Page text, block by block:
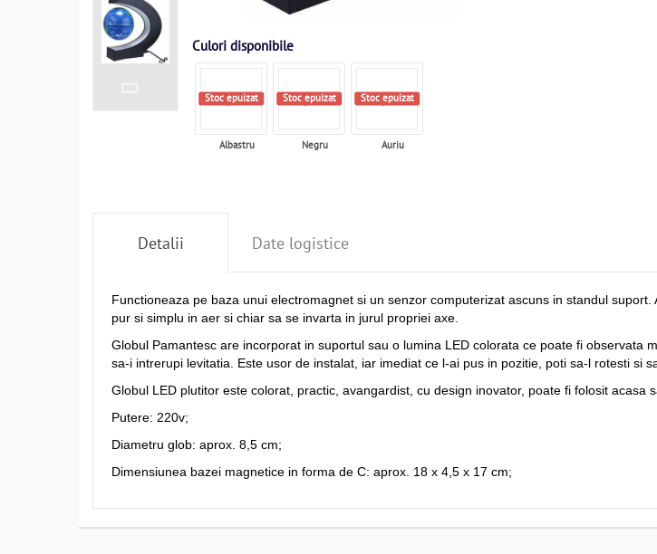
Culori disponibile
Stoc epuizat
Albastru
Stoc epuizat
Negru
Stoc epuizat
Auriu
Detalii Date logistice
Functioneaza pe baza unui electromagnet si un senzor computerizat ascuns in standul
pur si simplu in aer si chiar sa se invarta in jurul propriei axe.
Globul Pamantesc are incorporat in suportul sau o lumina LED colorata ce poate fi observata
sa-i intrerupi levitatia. Este usor de instalat, iar imediat ce l-ai pus in pozitie, poti sa-l rotesti si
Globul LED plutitor este colorat, practic, avangardist, cu design inovator, poate fi folosit acasa
Putere: 220v;
Diametru glob: aprox. 8,5 cm;
Dimensiunea bazei magnetice in forma de C: aprox. 18 x 4,5 x 17 cm;